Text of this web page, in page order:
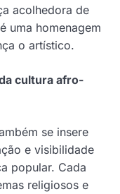
acolhedora de
uma homenagem
o artístico.
cultura afro-
se insere
e visibilidade
popular. Cada
religiosos e